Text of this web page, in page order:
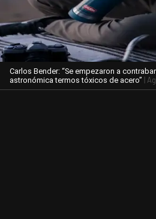
Carlos Bender: “Se empezaron a
astronómica termos tóxicos de acero” |